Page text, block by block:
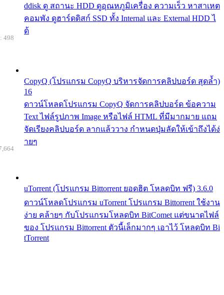
ddisk ดู สถานะ HDD ดูอุณหภูมิเครื่อง ความเร็ว หาสาเหต
คอมพัง ดูฮาร์ดดิสก์ SSD ทั้ง Internal และ External HDD ไ
ด้
CopyQ (โปรแกรม CopyQ บริหารจัดการคลิปบอร์ด สุดล้ำ)
16
ดาวน์โหลดโปรแกรม CopyQ จัดการคลิปบอร์ด ข้อความ
Text ไฟล์รูปภาพ Image หรือไฟล์ HTML ที่มีมากมาย แถม
จัดเรียงคลิปบอร์ด ลากแล้ววาง กำหนดปุ่มลัดให้เข้าถึงได้ง่
ายๆ
498
uTorrent (โปรแกรม Bittorrent ยอดฮิต โหลดบิท ฟรี) 3.6.0
ดาวน์โหลดโปรแกรม uTorrent โปรแกรม Bittorrent ใช้งาน
ง่าย คล้ายๆ กับโปรแกรมโหลดบิท BitComet แต่ขนาดไฟล์
ของ โปรแกรม Bittorrent ตัวนี้เล็กมากๆ เอาไว้ โหลดบิท Bi
tTorrent